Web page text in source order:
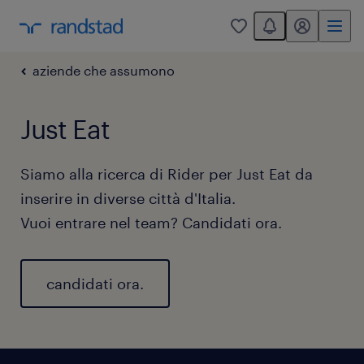
0
You have 0
my randstad
aziende che assumono
Just Eat
Siamo alla ricerca di Rider per Just Eat da
inserire in diverse città d'Italia.
Vuoi entrare nel team? Candidati ora.
candidati ora.